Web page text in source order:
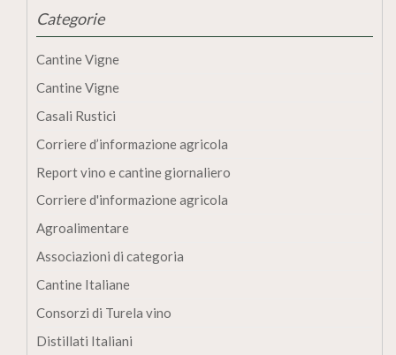
Categorie
Cantine Vigne
Cantine Vigne
Casali Rustici
Corriere d’informazione agricola
Report vino e cantine giornaliero
Corriere d'informazione agricola
Agroalimentare
Associazioni di categoria
Cantine Italiane
Consorzi di Turela vino
Distillati Italiani